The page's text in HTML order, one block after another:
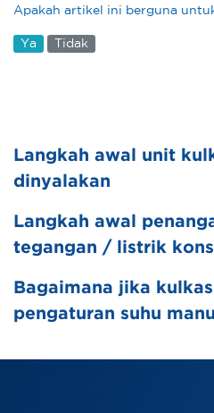
Apakah artikel ini berguna
Ya Tidak
Langkah awal unit
dinyalakan
Langkah awal
tegangan / listrik
Bagaimana jika
pengaturan suhu